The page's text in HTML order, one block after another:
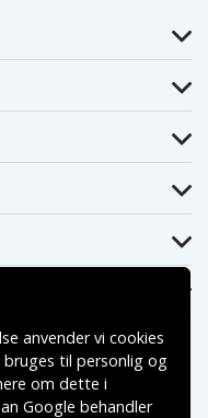
anvender vi cookies
bruges til personlig og
om dette i
Google behandler